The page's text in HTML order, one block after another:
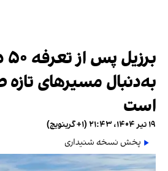
به‌دنبال مسیرهای
است
۱۹ تیر ۱۴۰۴، ۲۱:۴۳ (‎+۱ گرینویچ)
پخش نسخه شنیداری